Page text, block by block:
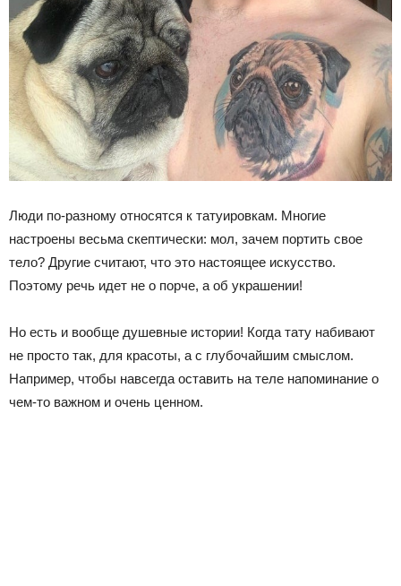
Люди по-разному относятся к татуировкам. Многие
настроены весьма скептически: мол, зачем портить свое
тело? Другие считают, что это настоящее искусство.
Поэтому речь идет не о порче, а об украшении!
Но есть и вообще душевные истории! Когда тату набивают
не просто так, для красоты, а с глубочайшим смыслом.
Например, чтобы навсегда оставить на теле напоминание о
чем-то важном и очень ценном.